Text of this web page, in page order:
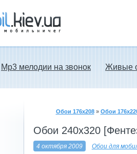
скачать
Mp3 мелодии на звонок Живые
Обои 176x208» Обои
Обои 240x320
4 октября 2009 Обои для